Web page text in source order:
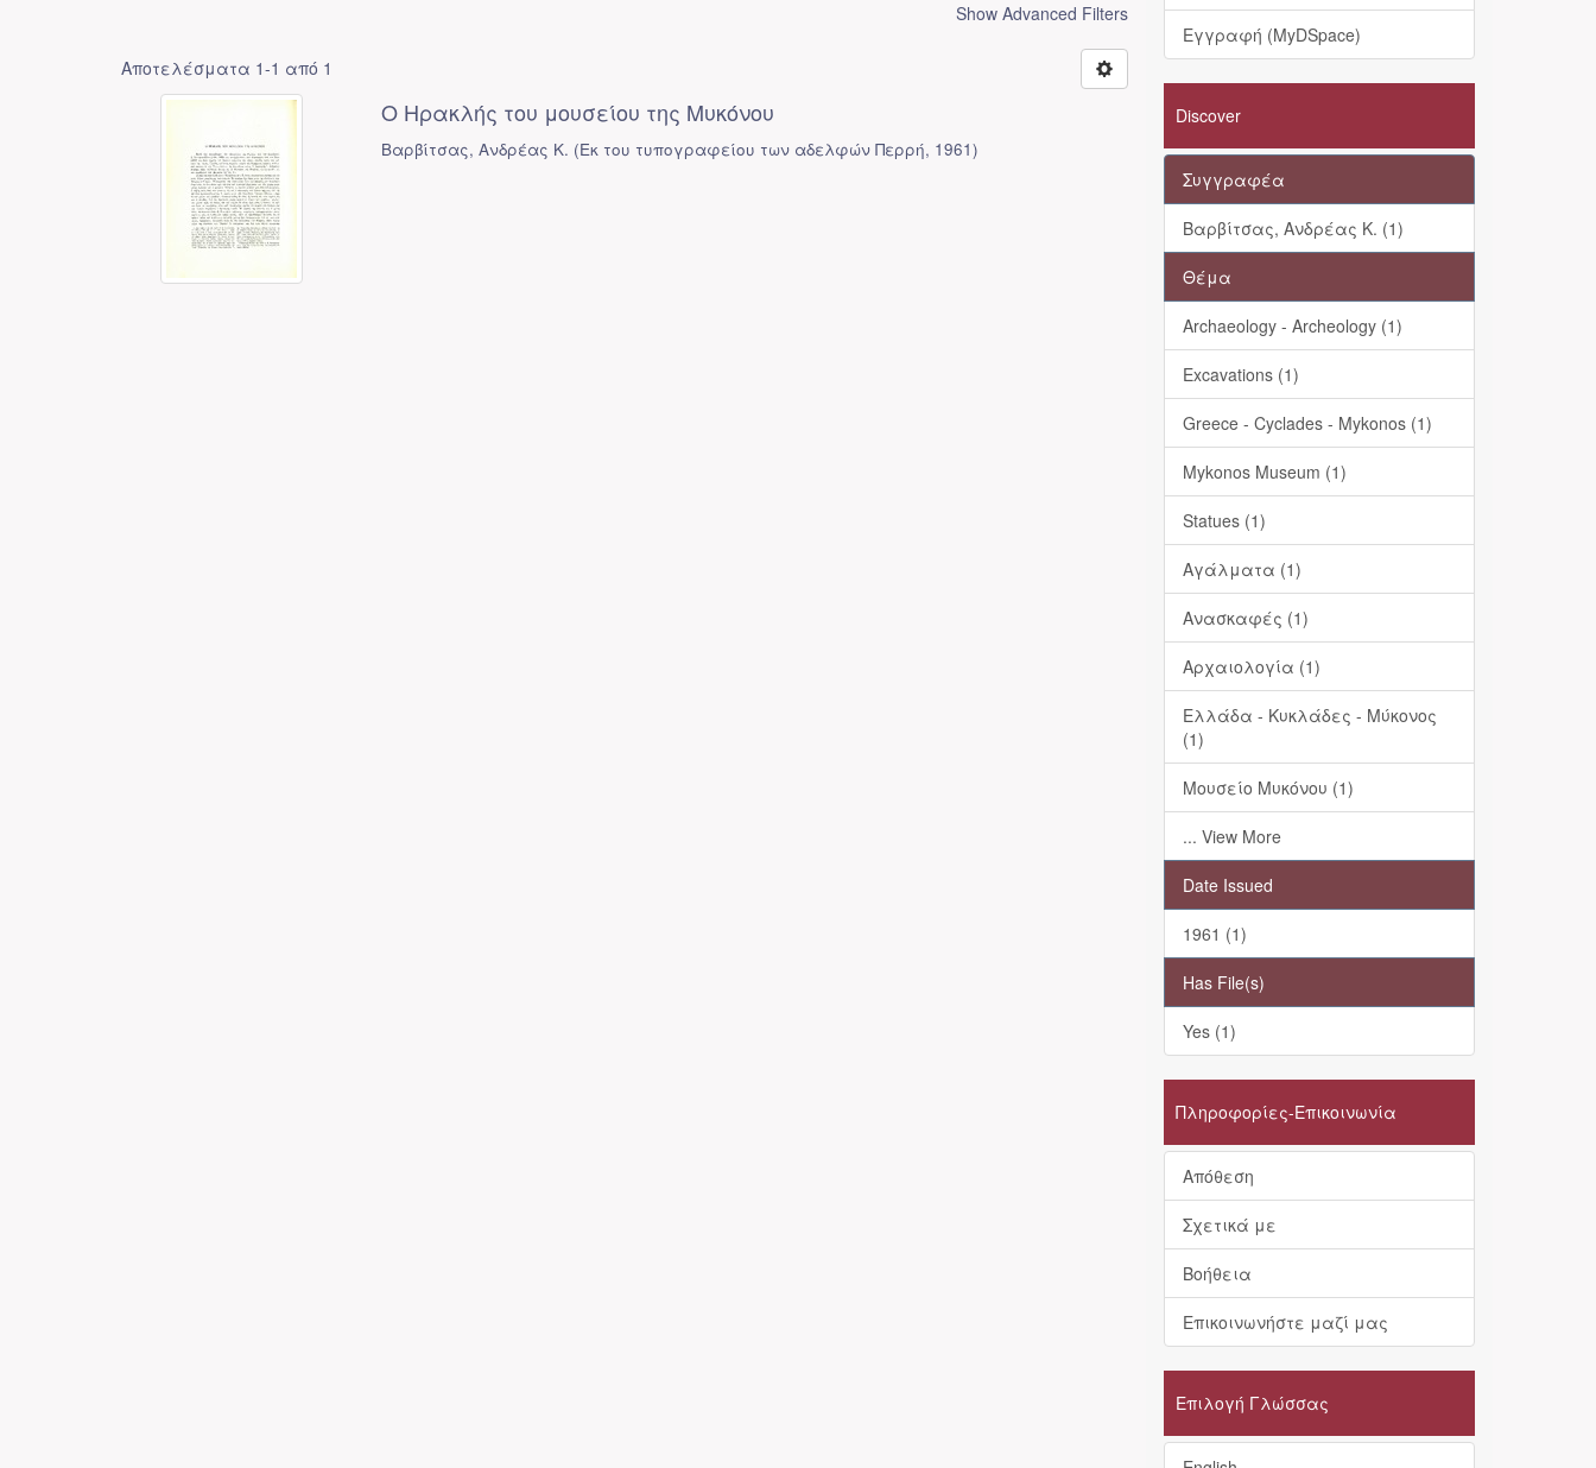
Show Advanced Filters
Αποτελέσματα 1-1 από 1
Ο Ηρακλής του μουσείου της Μυκόνου
Βαρβίτσας, Ανδρέας Κ. (Εκ του τυπογραφείου των αδελφών Περρή, 1961)
Εγγραφή (MyDSpace)
Discover
Συγγραφέα
Βαρβίτσας, Ανδρέας Κ. (1)
Θέμα
Archaeology - Archeology (1)
Excavations (1)
Greece - Cyclades - Mykonos (1)
Mykonos Museum (1)
Statues (1)
Αγάλματα (1)
Ανασκαφές (1)
Αρχαιολογία (1)
Ελλάδα - Κυκλάδες - Μύκονος
(1)
Μουσείο Μυκόνου (1)
... View More
Date Issued
1961 (1)
Has File(s)
Yes (1)
Πληροφορίες-Επικοινωνία
Απόθεση
Σχετικά με
Βοήθεια
Επικοινωνήστε μαζί μας
Επιλογή Γλώσσας